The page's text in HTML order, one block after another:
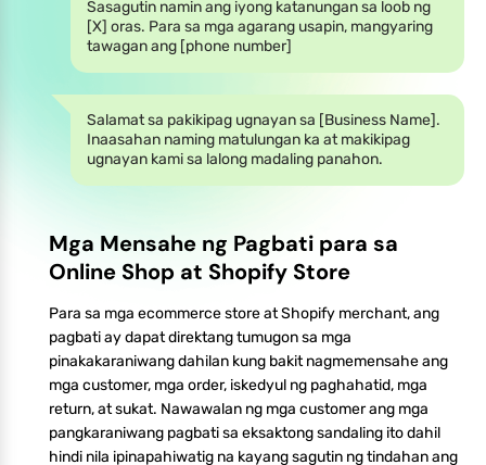
Sasagutin namin ang iyong katanungan sa loob ng
[X] oras. Para sa mga agarang usapin, mangyaring
tawagan ang [phone number]
Salamat sa pakikipag ugnayan sa [Business Name].
Inaasahan naming matulungan ka at makikipag
ugnayan kami sa lalong madaling panahon.
Mga Mensahe ng Pagbati para sa
Online Shop at Shopify Store
Para sa mga ecommerce store at Shopify merchant, ang
pagbati ay dapat direktang tumugon sa mga
pinakakaraniwang dahilan kung bakit nagmemensahe ang
mga customer, mga order, iskedyul ng paghahatid, mga
return, at sukat. Nawawalan ng mga customer ang mga
pangkaraniwang pagbati sa eksaktong sandaling ito dahil
hindi nila ipinapahiwatig na kayang sagutin ng tindahan ang